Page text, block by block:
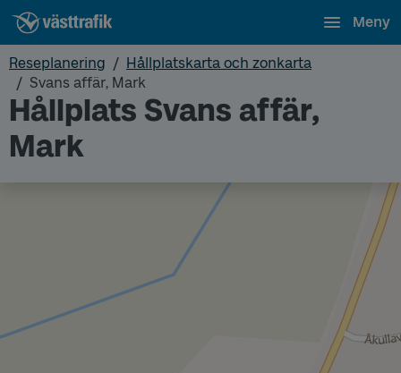
Meny
Reseplanering
Hållplatskarta och zonkarta
Svans affär, Mark
Hållplats Svans affär,
Mark